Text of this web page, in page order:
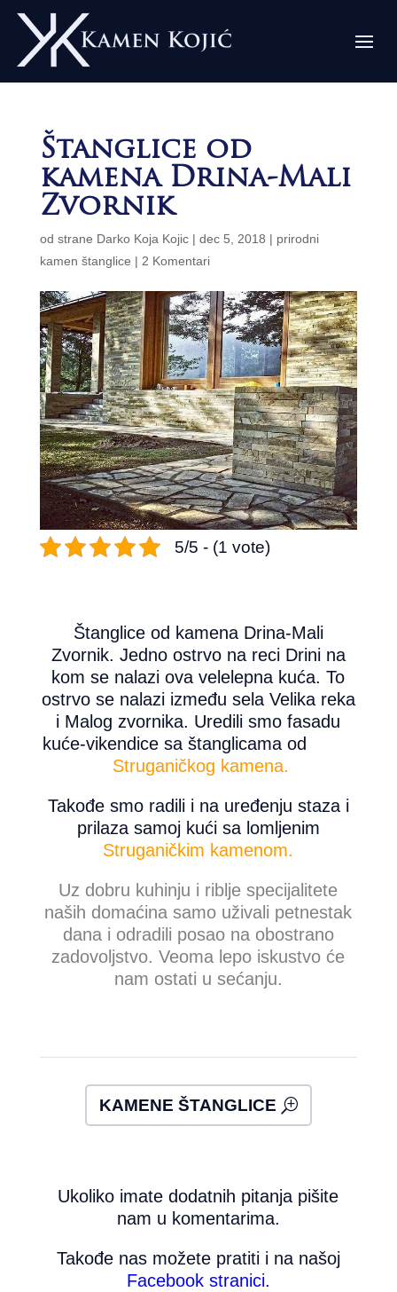
Štanglice od
kamena Drina-Mali
Zvornik
od strane Darko Koja Kojic| dec 5, 2018 | prirodni
kamen štanglice | 2 Komentari
5/5 - (1 vote)
Štanglice od kamena Drina-Mali
Zvornik. Jedno ostrvo na reci Drini na
kom se nalazi ova velelepna kuća. To
ostrvo se nalazi između sela Velika reka
i Malog zvornika. Uredili smo fasadu
kuće-vikendice sa štanglicama od
Struganičkog kamena.
Takođe smo radili i na uređenju staza i
prilaza samoj kući sa lomljenim
Struganičkim kamenom.
Uz dobru kuhinju i riblje specijalitete
naših domaćina samo uživali petnestak
dana i odradili posao na obostrano
zadovoljstvo. Veoma lepo iskustvo će
nam ostati u sećanju.
KAMENE ŠTANGLICE
Ukoliko imate dodatnih pitanja pišite
nam u komentarima.
Takođe nas možete pratiti i na našoj
Facebook stranici.